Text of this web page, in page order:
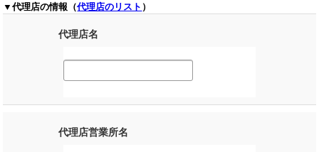
▼代理店の情報（代理店のリスト ）
代理店名
代理店営業所名